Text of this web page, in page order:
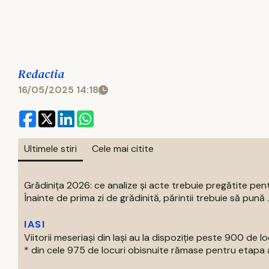
Redactia
16/05/2025 14:18
Ultimele stiri Cele mai citite
Grădinița 2026: ce analize și acte trebuie pregătite
Înainte de prima zi de grădinită, părintii trebuie să pună
IASI
Viitorii meseriași din Iași au la dispoziție peste 900 de
* din cele 975 de locuri obisnuite rămase pentru etapa